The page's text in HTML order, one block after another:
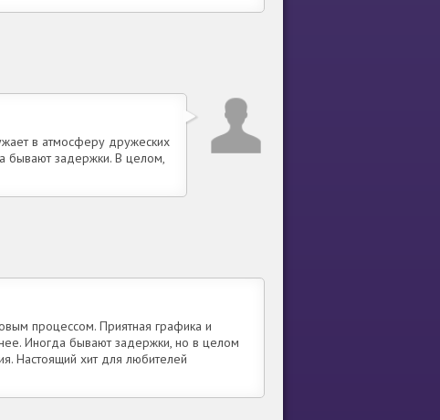
в атмосферу дружеских
бывают задержки. В целом,
процессом. Приятная графика и
Иногда бывают задержки, но в целом
Настоящий хит для любителей